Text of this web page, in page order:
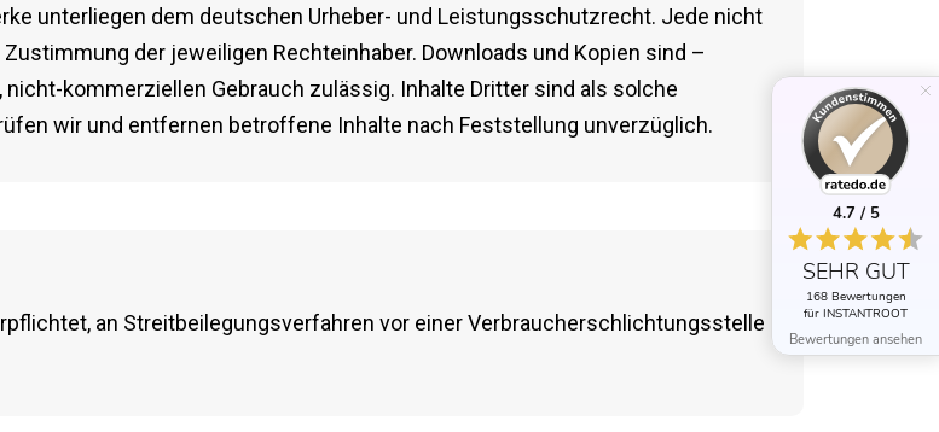
unterliegen dem deutschen Urheber- und Leistungsschutzrecht. Jede nicht
der jeweiligen Rechteinhaber. Downloads und Kopien sind –
kommerziellen Gebrauch zulässig. Inhalte Dritter sind als solche
wir und entfernen betroffene Inhalte nach Feststellung unverzüglich.
an Streitbeilegungsverfahren vor einer Verbraucherschlichtungsstelle
4.7 / 5
SEHR GUT
168 Bewertungen
für INSTANTROOT
Bewertungen ansehen